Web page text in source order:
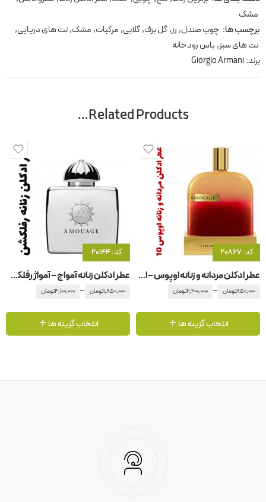
مشک
برچسب ها: چوب صندل, رز,گل برف,گلابی, مرکبات, مشک,نت های دریایی,
نت های سبز, یاس رودخانه
برند:Giorgio Armani
Related Products…
کد: 20867
عطر ادکلن مردانه و زنانه اوپوس – اپوس ۱0 آمواج – آمواژ
850,000تومان –
2,200,000تومان
انتخاب گزینه ها
کد: 20144
عطر ادکلن زنانه آمواج – آمواژ رفلکشن
1,850,000تومان –
4,100,000تومان
انتخاب گزینه ها